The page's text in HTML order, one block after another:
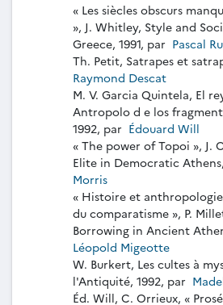
« Les siècles obscurs
», J. Whitley, Style and
Greece, 1991, par Pascal
Th. Petit, Satrapes et
Raymond Descat
M. V. Garcia Quintela, El
Antropolo d e los
1992, par Édouard Will
« The power of Topoi », J.
Elite in Democratic
Morris
« Histoire et
du comparatisme », P.
Borrowing in Ancient
Léopold Migeotte
W. Burkert, Les cultes à
l'Antiquité, 1992, par
Éd. Will, C. Orrieux, «